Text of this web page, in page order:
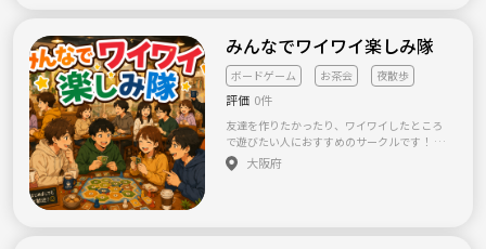
する感じです♪ もともとゲーム好きなメンバ
ーが集まって始まったイベントですので、大
人しい、派手なのが苦手・高いノリに合わせ
れないみたいな、チャラいのが苦手な方には
おすすめの会になっております。 年齢層も10
代から40代まで幅広いので年齢気にせずご参
加いただきたいです〜
みんなでワイワイ楽しみ隊
ボードゲーム お茶会 夜散歩
評価 0件
友達を作りたかったり、ワイワイしたところ
で遊びたい人におすすめのサークルです！ 年
齢は問いません！ 今のところやりたいと考え
てるのは 夜散歩(河川敷や公園など) ボードゲ
大阪府